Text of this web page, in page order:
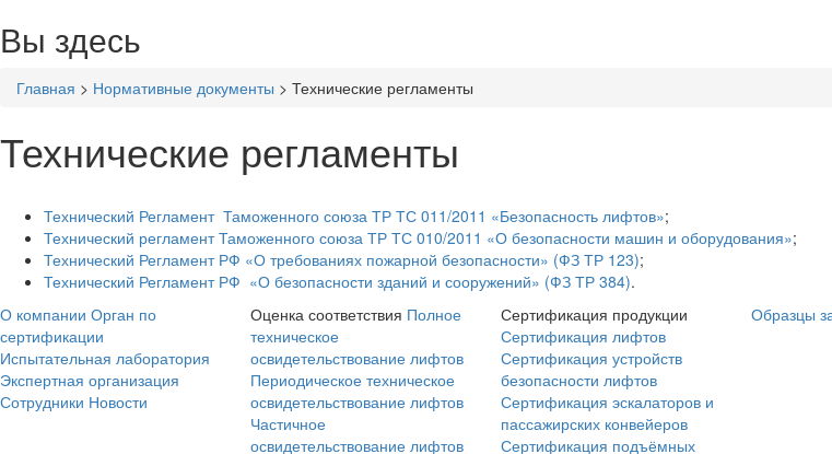
Вы здесь
Главная > Нормативные документы > Технические регламенты
Технические регламенты
Технический Регламент Таможенного союза ТР ТС 011/2011 «Безопасность лифтов»;
Технический регламент Таможенного союза ТР ТС 010/2011 «О безопасности машин и оборудования»;
Технический Регламент РФ «О требованиях пожарной безопасности» (ФЗ ТР 123);
Технический Регламент РФ «О безопасности зданий и сооружений» (ФЗ ТР 384).
О компании Орган по
сертификации
Испытательная лаборатория
Экспертная организация
Сотрудники Новости
Оценка соответствия Полное
техническое
освидетельствование лифтов
Периодическое техническое
освидетельствование лифтов
Частичное
освидетельствование лифтов
Сертификация продукции
Сертификация лифтов
Сертификация устройств
безопасности лифтов
Сертификация эскалаторов и
пассажирских конвейеров
Сертификация подъёмных
Образцы